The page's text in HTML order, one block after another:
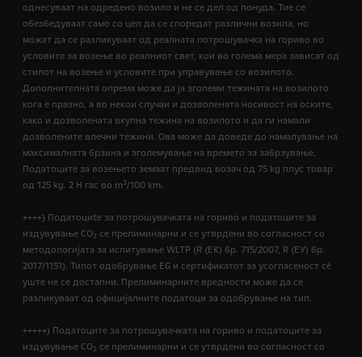
однесуваат на одредено возило и не се дел од понуда. Тие се
обезбедуваат само со цел да се споредат различни возила, но
можат да се разликуваат од реалната потрошувачка на гориво во
условите за возење во реалниот свет, кои во голема мера зависат од
стилот на возење и условите при управување со возилото.
Дополнителната опрема може да ја зголеми тежината на возилото
кога е празно, а во некои случаи и дозволената носивост на оските,
како и дозволената вкупна тежина на возилото и да ги намали
дозволените влечни тежини. Ова може да доведе до намалување на
максималната брзина и зголемување на времето за забрзување.
Податоците за возењето земаат предвид возач од 75 kg плус товар
од 125 kg. 2 H гас во m3/100 km.
++++) Податоциte за потрошувачката на гориво и податоците за
издувување CO2 се прелиминарни и се утврдени во согласност со
методологијата за испитување WLTP (R (EК) бр. 715/2007, R (ЕУ) бр.
2017/1151). Типот одобрување EG и сертификатот за усогласеност сѐ
уште не се достапни. Прелиминарните вредности може да се
разликуваат од официјалните податоци за одобрување на тип.
+++++) Податоците за потрошувачката на гориво и податоците за
издувување CO2 се прелиминарни и се утврдени во согласност со